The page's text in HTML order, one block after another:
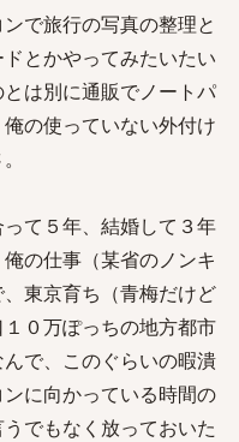
で旅行の写真の整理と
とかやってみたいたい
は別に通販でノートパ
の使っていない外付け
て５年、結婚して３年
の仕事（某省のノンキ
東京育ち（青梅だけど
０万ぽっちの地方都市
で、このぐらいの暇潰
に向かっている時間の
でもなく放っておいた